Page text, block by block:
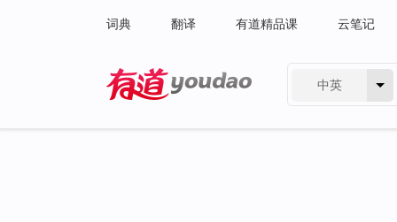
词典 翻译 有道精品课 云笔记
中英